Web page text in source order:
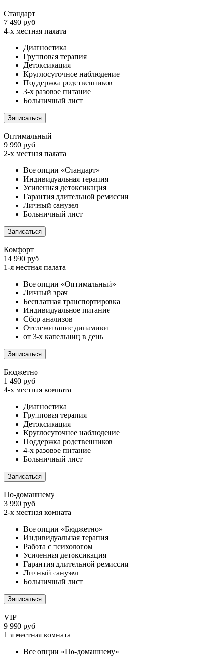
Стандарт
7 490 руб
4-х местная палата
Диагностика
Групповая терапия
Детоксикация
Круглосуточное наблюдение
Поддержка родственников
3-х разовое питание
Больничный лист
Записаться
Оптимальный
9 990 руб
2-х местная палата
Все опции «Стандарт»
Индивидуальная терапия
Усиленная детоксикация
Гарантия длительной ремиссии
Личный санузел
Больничный лист
Записаться
Комфорт
14 990 руб
1-я местная палата
Все опции «Оптимальный»
Личный врач
Бесплатная транспортировка
Индивидуальное питание
Сбор анализов
Отслеживание динамики
от 3-х капельниц в день
Записаться
Бюджетно
1 490 руб
4-х местная комната
Диагностика
Групповая терапия
Детоксикация
Круглосуточное наблюдение
Поддержка родственников
4-х разовое питание
Больничный лист
Записаться
По-домашнему
3 990 руб
2-х местная комната
Все опции «Бюджетно»
Индивидуальная терапия
Работа с психологом
Усиленная детоксикация
Гарантия длительной ремиссии
Личный санузел
Больничный лист
Записаться
VIP
9 990 руб
1-я местная комната
Все опции «По-домашнему»